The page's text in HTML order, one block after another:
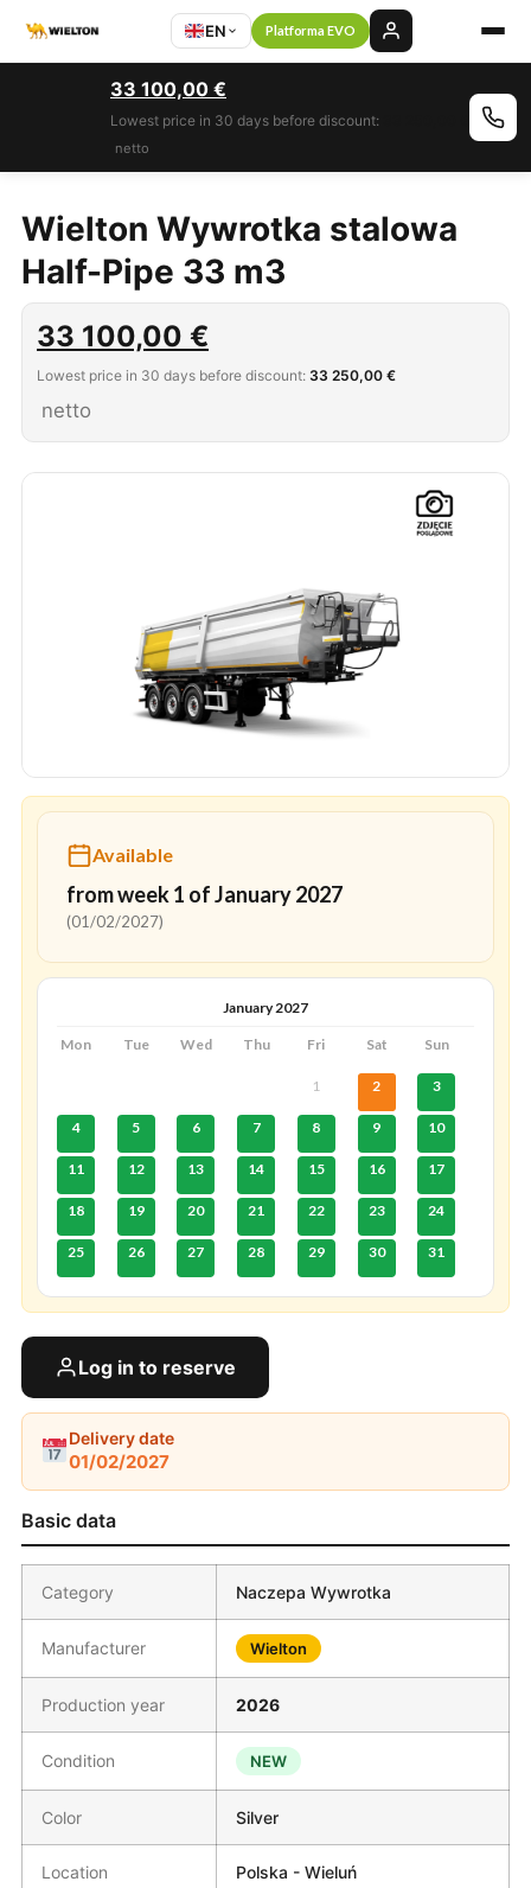
EN Platforma EVO
33 100,00 €
Lowest price in 30 days before discount:
netto
Wielton Wywrotka stalowa
Half-Pipe 33 m3
33 100,00 €
Lowest price in 30 days before discount: 33 250,00 €
netto
Available
from week 1 of January 2027
(01/02/2027)
January 2027
Mon Tue Wed Thu Fri Sat Sun
1 2 3
4 5 6 7 8 9 10
11 12 13 14 15 16 17
18 19 20 21 22 23 24
25 26 27 28 29 30 31
Log in to reserve
Delivery date
01/02/2027
Basic data
Category Naczepa Wywrotka
Manufacturer Wielton
Production year 2026
Condition NEW
Color Silver
Location Polska - Wieluń